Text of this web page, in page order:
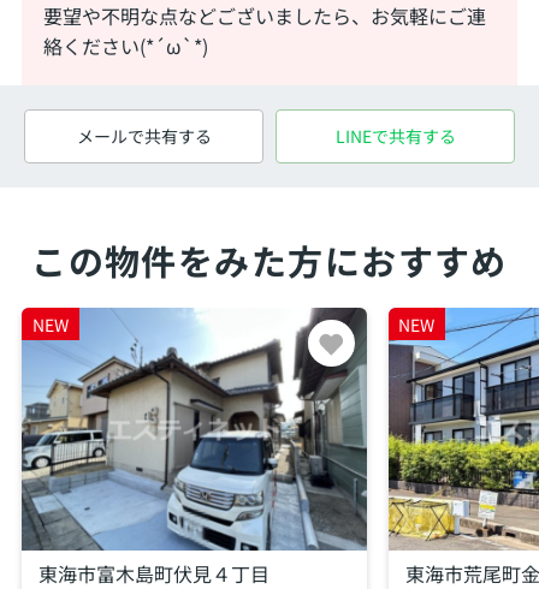
要望や不明な点などございましたら、お気軽にご連
絡ください(*´ω`*)
メールで共有する LINEで共有する
この物件をみた方におすすめ
NEW
東海市富木島町伏見４丁目
NEW
東海市荒尾町